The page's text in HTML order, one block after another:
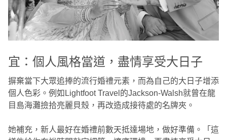
宜：個人風格當道，盡情享受大日子
摒棄當下大眾追捧的流行婚禮元素，而為自己的大日子增添
個人色彩。例如Lightfoot Travel的Jackson-Walsh就曾在龍
目島海灘撿拾亮麗貝殼，再改造成接待處的名牌夾。
她補充，新人最好在婚禮前數天抵達場地，做好準備。「這